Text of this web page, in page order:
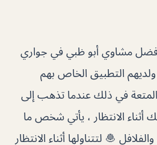
مشاوي أبو ظبي في جواري
التطبيق الخاص بهم
المتعة في ذلك عندما تذهب إلى
أثناء الانتظار ، يأتي شخص ما
🧆 لتتناولها أثناء الانتظار